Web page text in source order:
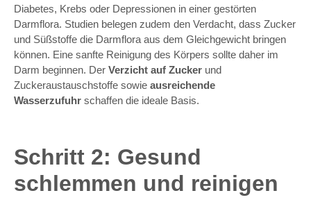
Diabetes, Krebs oder Depressionen in einer gestörten
Darmflora. Studien belegen zudem den Verdacht, dass Zucker
und Süßstoffe die Darmflora aus dem Gleichgewicht bringen
können. Eine sanfte Reinigung des Körpers sollte daher im
Darm beginnen. Der Verzicht auf Zucker und
Zuckeraustauschstoffe sowie ausreichende
Wasserzufuhr schaffen die ideale Basis.
Schritt 2: Gesund
schlemmen und reinigen